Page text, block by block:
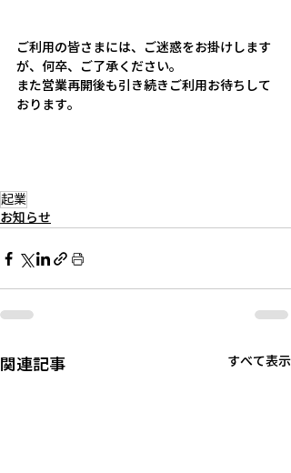
ご利用の皆さまには、ご迷惑をお掛けします
が、何卒、ご了承ください。
また営業再開後も引き続きご利用お待ちして
おります。
起業
お知らせ
関連記事 すべて表示